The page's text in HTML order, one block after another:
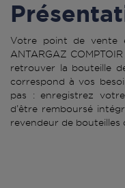
Votre point de vente
ANTARGAZ
retrouver la bouteille
correspond à vos
pas : enregistrez
d’être remboursé
revendeur de bouteilles